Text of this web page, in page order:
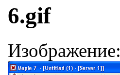
6.gif
Изображение: